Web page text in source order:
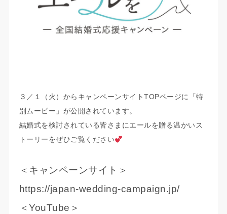
３／１（火）からキャンペーンサイトTOPページに「特
別ムービー」が公開されています。
結婚式を検討されている皆さまにエールを贈る温かいス
トーリーをぜひご覧ください
＜キャンペーンサイト＞
https://japan-wedding-campaign.jp/
＜YouTube＞